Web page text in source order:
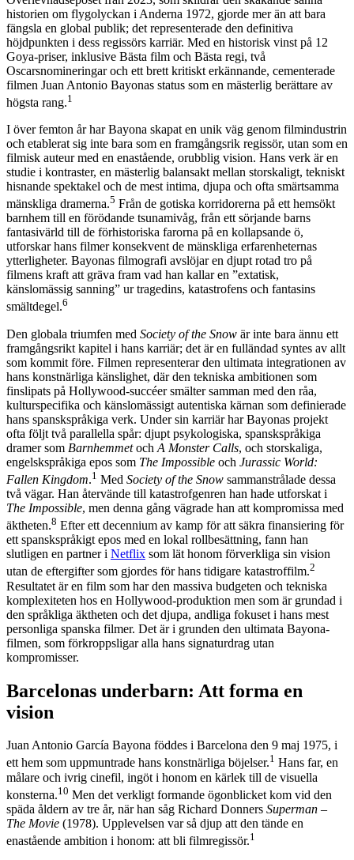
historien om flygolyckan i Anderna 1972, gjorde mer än att bara
fängsla en global publik; det representerade den definitiva
höjdpunkten i dess regissörs karriär. Med en historisk vinst på 12
Goya-priser, inklusive Bästa film och Bästa regi, två
Oscarsnomineringar och ett brett kritiskt erkännande, cementerade
filmen Juan Antonio Bayonas status som en mästerlig berättare av
högsta rang.1
I över femton år har Bayona skapat en unik väg genom filmindustrin
och etablerat sig inte bara som en framgångsrik regissör, utan som en
filmisk auteur med en enastående, orubblig vision. Hans verk är en
studie i kontraster, en mästerlig balansakt mellan storskaligt, tekniskt
hisnande spektakel och de mest intima, djupa och ofta smärtsamma
mänskliga dramerna.5 Från de gotiska korridorerna på ett hemsökt
barnhem till en förödande tsunamivåg, från ett sörjande barns
fantasivärld till de förhistoriska farorna på en kollapsande ö,
utforskar hans filmer konsekvent de mänskliga erfarenheternas
ytterligheter. Bayonas filmografi avslöjar en djupt rotad tro på
filmens kraft att gräva fram vad han kallar en ”extatisk,
känslomässig sanning” ur tragedins, katastrofens och fantasins
smältdegel.6
Den globala triumfen med Society of the Snow är inte bara ännu ett
framgångsrikt kapitel i hans karriär; det är en fulländad syntes av allt
som kommit före. Filmen representerar den ultimata integrationen av
hans konstnärliga känslighet, där den tekniska ambitionen som
finslipats på Hollywood-succéer smälter samman med den råa,
kulturspecifika och känslomässigt autentiska kärnan som definierade
hans spanskspråkiga verk. Under sin karriär har Bayonas projekt
ofta följt två parallella spår: djupt psykologiska, spanskspråkiga
dramer som Barnhemmetoch A Monster Calls, och storskaliga,
engelskspråkiga epos som The Impossible och Jurassic World:
Fallen Kingdom.1 Med Society of the Snow sammanstrålade dessa
två vägar. Han återvände till katastrofgenren han hade utforskat i
The Impossible, men denna gång vägrade han att kompromissa med
äktheten.8 Efter ett decennium av kamp för att säkra finansiering för
ett spanskspråkigt epos med en lokal rollbesättning, fann han
slutligen en partner i Netflix som lät honom förverkliga sin vision
utan de eftergifter som gjordes för hans tidigare katastroffilm.2
Resultatet är en film som har den massiva budgeten och tekniska
komplexiteten hos en Hollywood-produktion men som är grundad i
den språkliga äktheten och det djupa, andliga fokuset i hans mest
personliga spanska filmer. Det är i grunden den ultimata Bayona-
filmen, som förkroppsligar alla hans signaturdrag utan
kompromisser.
Barcelonas underbarn: Att forma en
vision
Juan Antonio García Bayona föddes i Barcelona den 9 maj 1975, i
ett hem som uppmuntrade hans konstnärliga böjelser.1 Hans far, en
målare och ivrig cinefil, ingöt i honom en kärlek till de visuella
konsterna.10 Men det verkligt formande ögonblicket kom vid den
späda åldern av tre år, när han såg Richard Donners Superman –
The Movie (1978). Upplevelsen var så djup att den tände en
enastående ambition i honom: att bli filmregissör.1